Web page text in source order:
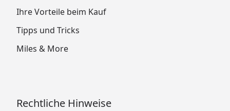
Ihre Vorteile beim Kauf
Tipps und Tricks
Miles & More
Rechtliche Hinweise